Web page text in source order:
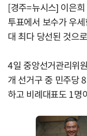
[경주=뉴시스] 이은
투표에서 보수가 우
대 최다 당선된 것으
4일 중앙선거관리위
개 선거구 중 민주당
하고 비례대표도 1명